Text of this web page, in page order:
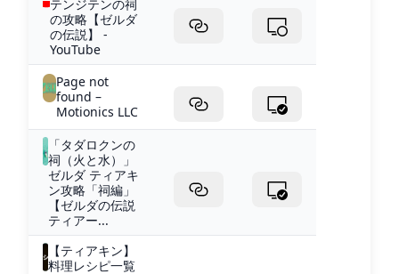
テンジテンの祠
の攻略【ゼルダ
の伝説】 -
YouTube
Page not
found –
Motionics LLC
「タダロクンの
祠（火と水）」
ゼルダ ティアキ
ン攻略「祠編」
【ゼルダの伝説
ティアー...
【ティアキン】
料理レシピ一覧